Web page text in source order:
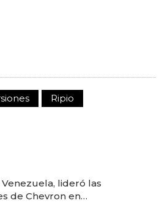
Ripio
lideró las
de Chevron en